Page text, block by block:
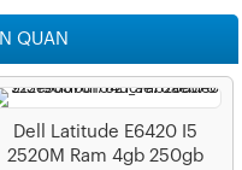
QUAN
Dell Latitude E6420 I5
2520M Ram 4gb 250gb